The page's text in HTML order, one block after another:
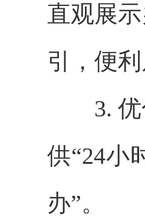
直观展
引，便
3. 优化
供“24小
办”。